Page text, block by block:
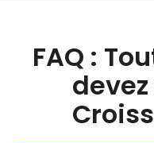
FAQ :